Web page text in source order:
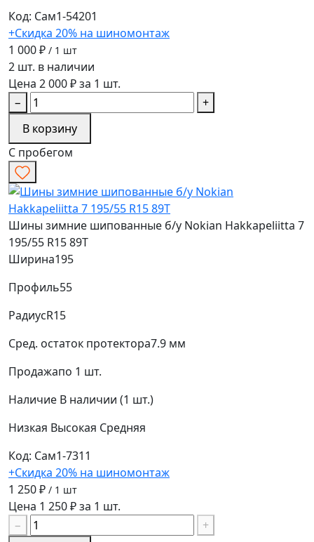
Код: Сам1-54201
+Скидка 20% на шиномонтаж
1 000 ₽ / 1 шт
2 шт. в наличии
Цена 2 000 ₽ за 1 шт.
−
+
В корзину
С пробегом
Шины зимние шипованные б/у Nokian Hakkapeliitta 7
195/55 R15 89T
Ширина195
Профиль55
РадиусR15
Сред. остаток протектора7.9 мм
Продажапо 1 шт.
Наличие В наличии (1 шт.)
Низкая Высокая Средняя
Код: Сам1-7311
+Скидка 20% на шиномонтаж
1 250 ₽ / 1 шт
Цена 1 250 ₽ за 1 шт.
−
+